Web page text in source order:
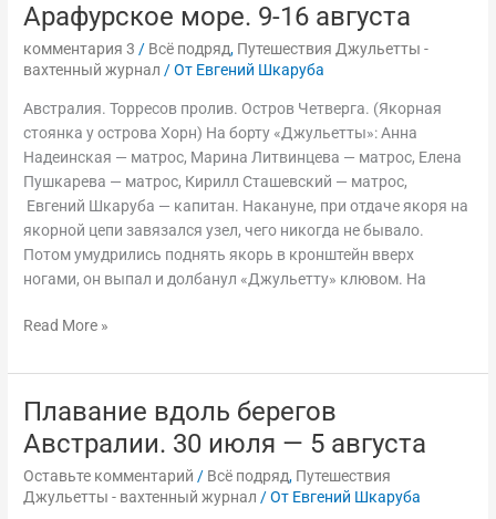
Арафурское море. 9-16 августа
комментария 3 / Всё подряд, Путешествия Джульетты -
вахтенный журнал / От Евгений Шкаруба
Австралия. Торресов пролив. Остров Четверга. (Якорная
стоянка у острова Хорн) На борту «Джульетты»: Анна
Надеинская — матрос, Марина Литвинцева — матрос, Елена
Пушкарева — матрос, Кирилл Сташевский — матрос,
Евгений Шкаруба — капитан. Накануне, при отдаче якоря на
якорной цепи завязался узел, чего никогда не бывало.
Потом умудрились поднять якорь в кронштейн вверх
ногами, он выпал и долбанул «Джульетту» клювом. На
Арафурское
море.
августа
Read More »
Плавание вдоль берегов
Австралии. 30 июля — 5 августа
Оставьте комментарий / Всё подряд, Путешествия
Джульетты - вахтенный журнал / От Евгений Шкаруба
Плавание
вдоль
берегов
Австралии.
30